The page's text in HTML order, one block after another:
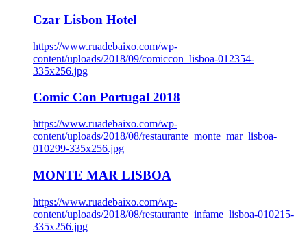
Czar Lisbon Hotel
https://www.ruadebaixo.com/wp-
content/uploads/2018/09/comiccon_lisboa-012354-
335x256.jpg
Comic Con Portugal 2018
https://www.ruadebaixo.com/wp-
content/uploads/2018/08/restaurante_monte_mar_lisboa-
010299-335x256.jpg
MONTE MAR LISBOA
https://www.ruadebaixo.com/wp-
content/uploads/2018/08/restaurante_infame_lisboa-010215-
335x256.jpg